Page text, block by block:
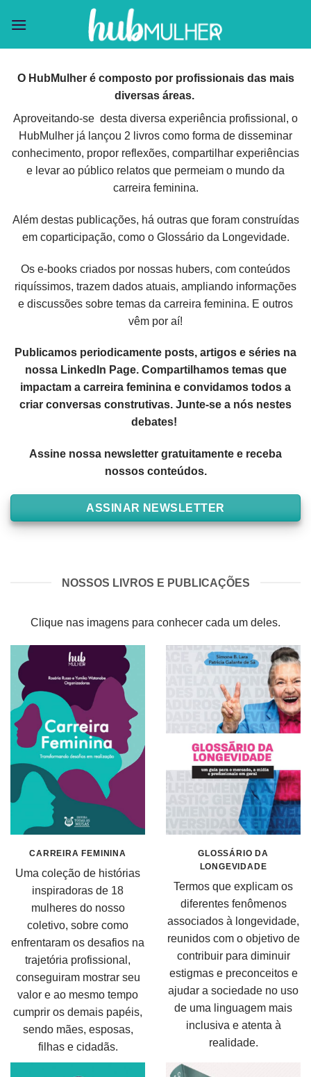
O HubMulher é composto por profissionais das mais
diversas áreas.
Aproveitando-se desta diversa experiência profissional, o
HubMulher já lançou 2 livros como forma de disseminar
conhecimento, propor reflexões, compartilhar experiências
e levar ao público relatos que permeiam o mundo da
carreira feminina.
Além destas publicações, há outras que foram construídas
em coparticipação, como o Glossário da Longevidade.
Os e-books criados por nossas hubers, com conteúdos
riquíssimos, trazem dados atuais, ampliando informações
e discussões sobre temas da carreira feminina. E outros
vêm por aí!
Publicamos periodicamente posts, artigos e séries na
nossa LinkedIn Page. Compartilhamos temas que
impactam a carreira feminina e convidamos todos a
criar conversas construtivas. Junte-se a nós nestes
debates!
Assine nossa newsletter gratuitamente e receba
nossos conteúdos.
ASSINAR NEWSLETTER
NOSSOS LIVROS E PUBLICAÇÕES
Clique nas imagens para conhecer cada um deles.
CARREIRA FEMININA
Uma coleção de histórias
inspiradoras de 18
mulheres do nosso
coletivo, sobre como
enfrentaram os desafios na
trajetória profissional,
conseguiram mostrar seu
valor e ao mesmo tempo
cumprir os demais papéis,
sendo mães, esposas,
filhas e cidadãs.
GLOSSÁRIO DA
LONGEVIDADE
Termos que explicam os
diferentes fenômenos
associados à longevidade,
reunidos com o objetivo de
contribuir para diminuir
estigmas e preconceitos e
ajudar a sociedade no uso
de uma linguagem mais
inclusiva e atenta à
realidade.